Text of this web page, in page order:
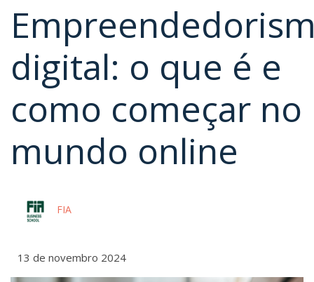
digital: o que é e
como começar no
mundo online
FIA
13 de novembro 2024